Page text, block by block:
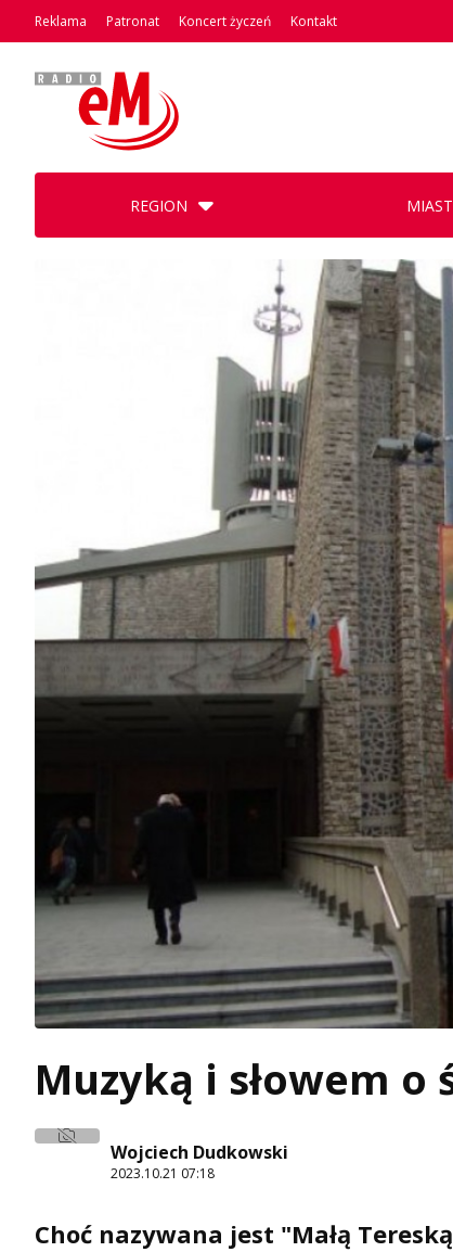
Reklama Patronat Koncert życzeń Kontakt
REGION
Muzyką i słowem o
Wojciech Dudkowski
2023.10.21 07:18
Choć nazywana jest "Małą